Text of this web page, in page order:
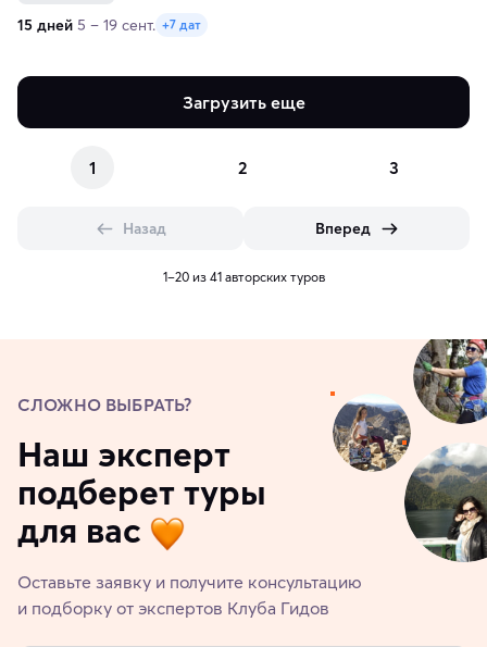
15 дней 5 – 19 сент. +7 дат
Загрузить еще
1 2 3
Назад Вперед
1–20 из 41 авторских туров
СЛОЖНО ВЫБРАТЬ?
Наш эксперт
подберет туры
для вас
Оставьте заявку и получите консультацию
и подборку от экспертов Клуба Гидов